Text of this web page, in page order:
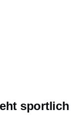
sportlich